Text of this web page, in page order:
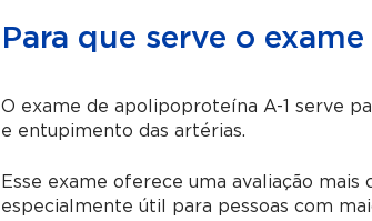
Para que serve o
O exame de apolipoproteína A-1 serve
e entupimento das artérias.
Esse exame oferece uma avaliação
especialmente útil para pessoas com